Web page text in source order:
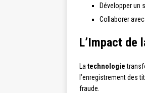
Développer un
Collaborer
L’Impact de
La technologie
l’enregistrement des
fraude.